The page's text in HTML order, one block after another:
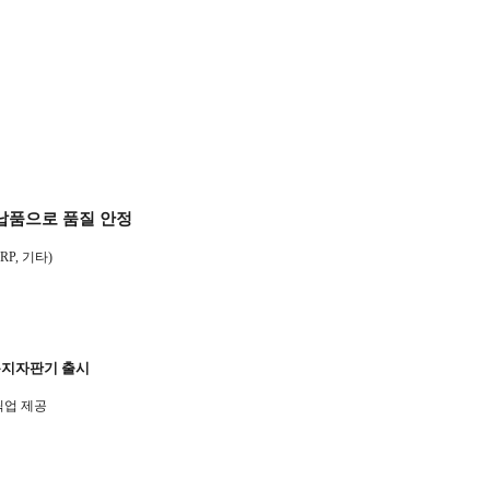
품으로 품질 안정
기타)
자판기 출시
업 제공